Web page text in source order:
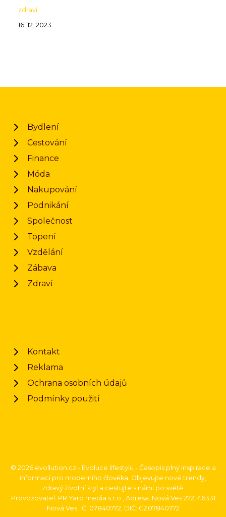
zdraví
16. 12. 2023
Bydlení
Cestování
Finance
Móda
Nakupování
Podnikání
Společnost
Topení
Vzdělání
Zábava
Zdraví
Kontakt
Reklama
Ochrana osobních údajů
Podmínky použití
© 2026 evollution.cz - Evoluce lifestylu - Časopis plný inspirace a
informací pro moderního člověka. Objevujte nové trendy,
zdravý životní styl a cestujte s námi po světě.
Provozovatel: PR Yard media s.r.o., Adresa: Nová Ves 272, 46331
Nová Ves, IČ: 07840772, DIČ: CZ07840772